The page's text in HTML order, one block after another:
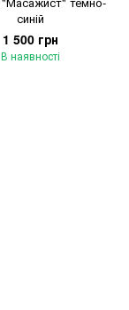
синій
1 500 грн
В наявності